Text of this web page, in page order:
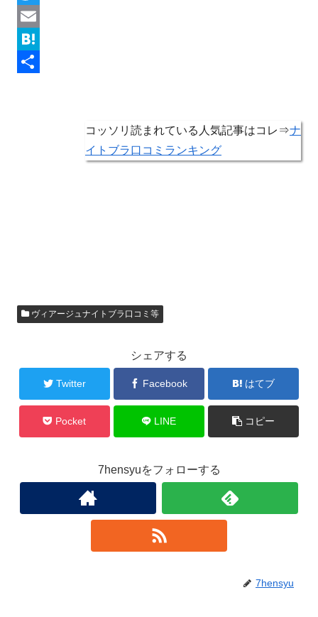
a
e
T
w
E
m
H
コッソリ読まれている人気記事はコレ⇒ナ
イトブラ口コミランキング
ヴィアージュナイトブラ口コミ等
シェアする
Twitter Facebook はてブ
Pocket LINE コピー
7hensyuをフォローする
7hensyu